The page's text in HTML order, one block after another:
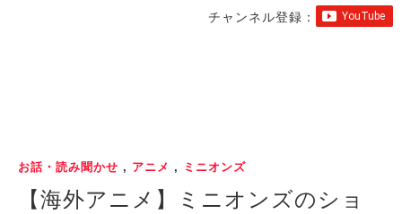
チャンネル登録：
お話・読み聞かせ , アニメ , ミニオンズ
【海外アニメ】ミニオンズのショ